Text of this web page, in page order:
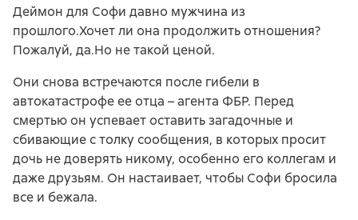
Деймон для Софи давно мужчина из
прошлого.Хочет ли она продолжить отношения?
Пожалуй, да.Но не такой ценой.
Они снова встречаются после гибели в
автокатастрофе ее отца – агента ФБР. Перед
смертью он успевает оставить загадочные и
сбивающие с толку сообщения, в которых просит
дочь не доверять никому, особенно его коллегам и
даже друзьям. Он настаивает, чтобы Софи бросила
все и бежала.